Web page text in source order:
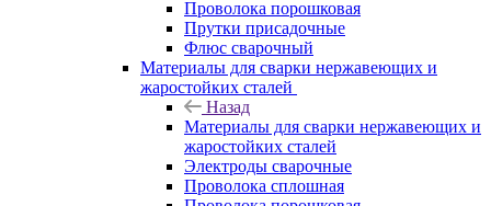
Проволока порошковая
Прутки присадочные
Флюс сварочный
Материалы для сварки нержавеющих и
жаростойких сталей
Назад
Материалы для сварки нержавеющих и
жаростойких сталей
Электроды сварочные
Проволока сплошная